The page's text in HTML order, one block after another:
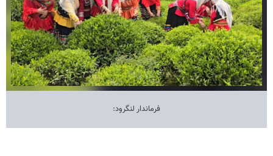
فرماندار لنگرود: